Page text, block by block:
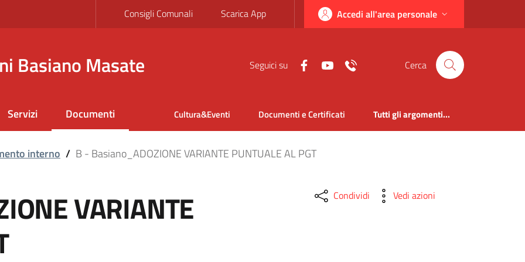
Consigli Comunali Scarica App Accedi all'area personale
Basiano Masate Seguici su Cerca
Servizi Documenti Cultura&Eventi Documenti e Certificati Tutti gli argomenti...
interno / B - Basiano_ADOZIONE VARIANTE PUNTUALE AL PGT
VARIANTE
Condividi Vedi azioni